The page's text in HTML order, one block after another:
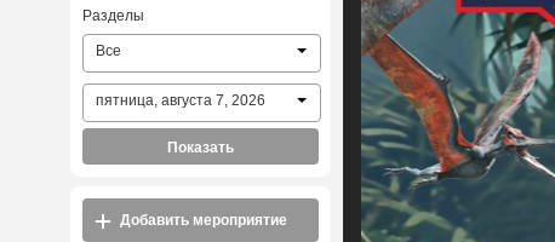
Разделы
Все
пятница, августа 7, 2026
Показать
Добавить мероприятие